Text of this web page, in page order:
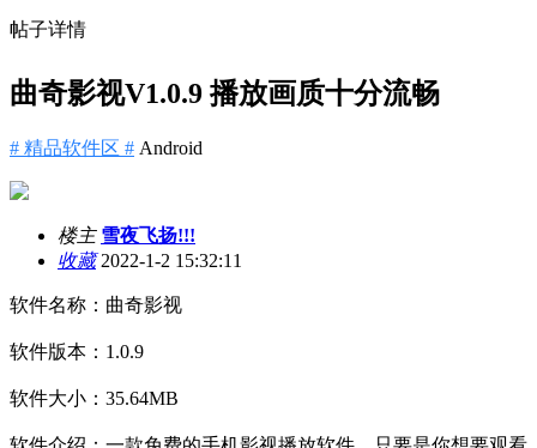
帖子详情
曲奇影视V1.0.9 播放画质十分流畅
# 精品软件区 # Android
楼主 雪夜飞扬!!!
收藏2022-1-2 15:32:11
软件名称：曲奇影视
软件版本：1.0.9
软件大小：35.64MB